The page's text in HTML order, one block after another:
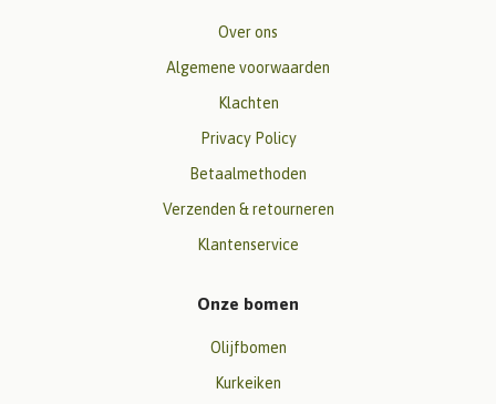
Over ons
Algemene voorwaarden
Klachten
Privacy Policy
Betaalmethoden
Verzenden & retourneren
Klantenservice
Onze bomen
Olijfbomen
Kurkeiken